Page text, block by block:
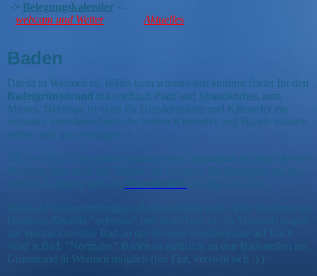
-> Belegungskalender <-
webcam und Wetter
Aktuelles
Baden
Direkt in Wremen ca. 800m vom wremer-loft entfernt findet Ihr den
Bade(grün)strand mit reichlich Platz und Strandkörben zum
Mieten. Nebenan ist extra für Hundebesitzer und Kitesurfer ein
separater Strandabschnitt- die beiden Kitesurfer und Hunde müssen
sollten sich also vertragen :).
Dorumer-Neufeld "nebenan" (mit dem Auto ca. 15 Minuten) wartet
das eindrucksvollste Bad an der Wurster Nordseeküste auf Euch.
Watt' n Bad. "Normales" Baden ist natürlich an den Badestellen am
Grünstrand in Wremen möglich (bei Flut, versteht sich :) )